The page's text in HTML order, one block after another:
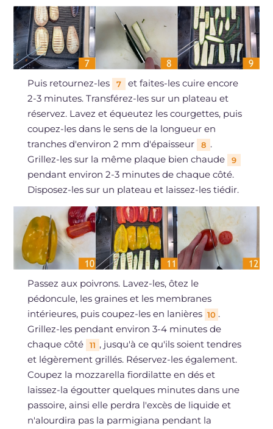
Puis retournez-les 7
et faites-les cuire encore
2-3 minutes. Transférez-les sur un plateau et
réservez. Lavez et équeutez les courgettes, puis
coupez-les dans le sens de la longueur en
tranches d'environ 2 mm d'épaisseur
8 .
Grillez-les sur la même plaque bien chaude
9
pendant environ 2-3 minutes de chaque côté.
Disposez-les sur un plateau et laissez-les tiédir.
Passez aux poivrons. Lavez-les, ôtez le
pédoncule, les graines et les membranes
intérieures, puis coupez-les en lanières 10 .
Grillez-les pendant environ 3-4 minutes de
chaque côté
11 , jusqu'à ce qu'ils soient tendres
et légèrement grillés. Réservez-les également.
Coupez la mozzarella fiordilatte en dés et
laissez-la égoutter quelques minutes dans une
passoire, ainsi elle perdra l'excès de liquide et
n'alourdira pas la parmigiana pendant la